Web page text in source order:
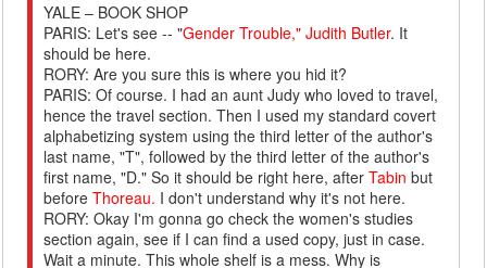
YALE – BOOK SHOP
PARIS: Let's see -- "Gender Trouble," Judith Butler. It
should be here.
RORY: Are you sure this is where you hid it?
PARIS: Of course. I had an aunt Judy who loved to travel,
hence the travel section. Then I used my standard covert
alphabetizing system using the third letter of the author's
last name, "T", followed by the third letter of the author's
first name, "D." So it should be right here, afterTabin but
beforeThoreau. I don't understand why it's not here.
RORY: Okay I'm gonna go check the women's studies
section again, see if I can find a used copy, just in case.
Wait a minute. This whole shelf is a mess. Why is